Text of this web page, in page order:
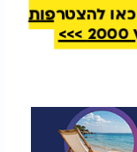
להצטרפות